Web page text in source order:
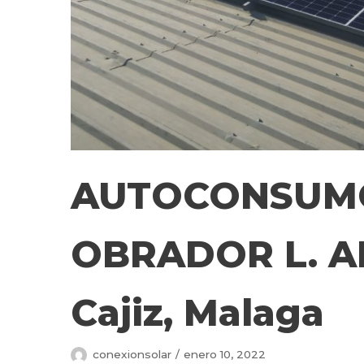
OBRADOR L.
Cajiz, Malaga
conexionsolar enero 10, 2022